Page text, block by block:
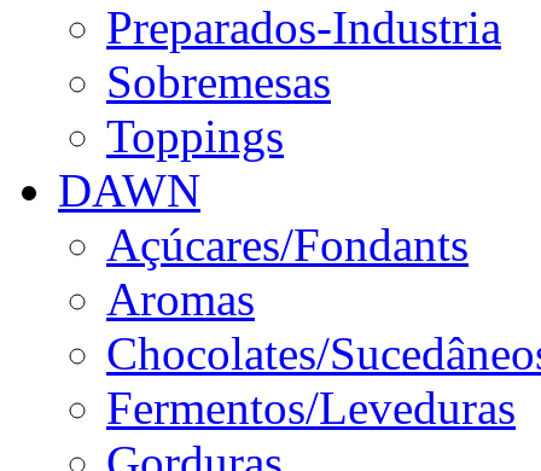
Preparados-Industria
Sobremesas
Toppings
DAWN
Açúcares/Fondants
Aromas
Chocolates/
Fermentos/Leveduras